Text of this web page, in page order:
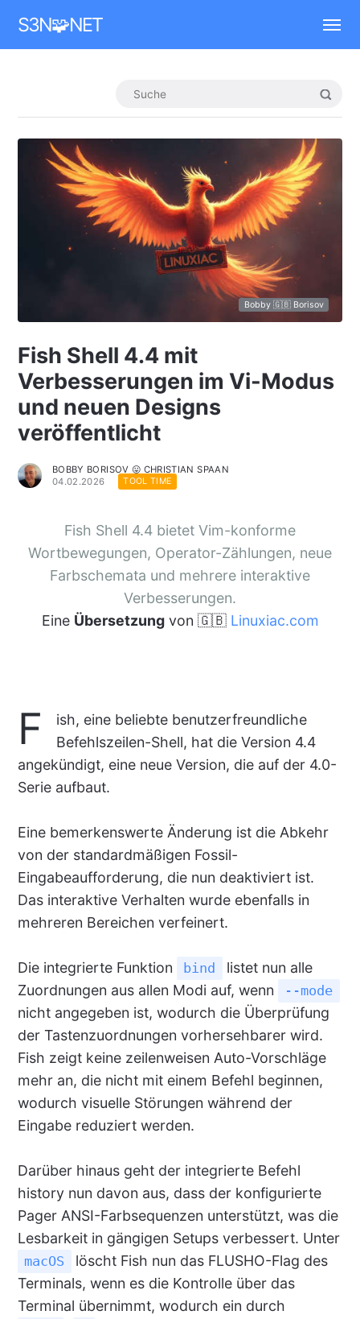
S3N🧩NET
Bobby 🇬🇧 Borisov
Fish Shell 4.4 mit
Verbesserungen im Vi-Modus
und neuen Designs
veröffentlicht
BOBBY BORISOV 😛 CHRISTIAN SPAAN
04.02.2026
TOOL TIME
Fish Shell 4.4 bietet Vim-konforme
Wortbewegungen, Operator-Zählungen, neue
Farbschemata und mehrere interaktive
Verbesserungen.
Eine Übersetzungvon 🇬🇧 Linuxiac.com
F
ish, eine beliebte benutzerfreundliche
Befehlszeilen-Shell, hat die Version 4.4
angekündigt, eine neue Version, die auf der 4.0-
Serie aufbaut.
Eine bemerkenswerte Änderung ist die Abkehr
von der standardmäßigen Fossil-
Eingabeaufforderung, die nun deaktiviert ist.
Das interaktive Verhalten wurde ebenfalls in
mehreren Bereichen verfeinert.
Die integrierte Funktion bind
listet nun alle
Zuordnungen aus allen Modi auf, wenn
--mode
nicht angegeben ist, wodurch die Überprüfung
der Tastenzuordnungen vorhersehbarer wird.
Fish zeigt keine zeilenweisen Auto-Vorschläge
mehr an, die nicht mit einem Befehl beginnen,
wodurch visuelle Störungen während der
Eingabe reduziert werden.
Darüber hinaus geht der integrierte Befehl
history nun davon aus, dass der konfigurierte
Pager ANSI-Farbsequenzen unterstützt, was die
Lesbarkeit in gängigen Setups verbessert. Unter
macOS
löscht Fish nun das FLUSHO-Flag des
Terminals, wenn es die Kontrolle über das
Terminal übernimmt, wodurch ein durch